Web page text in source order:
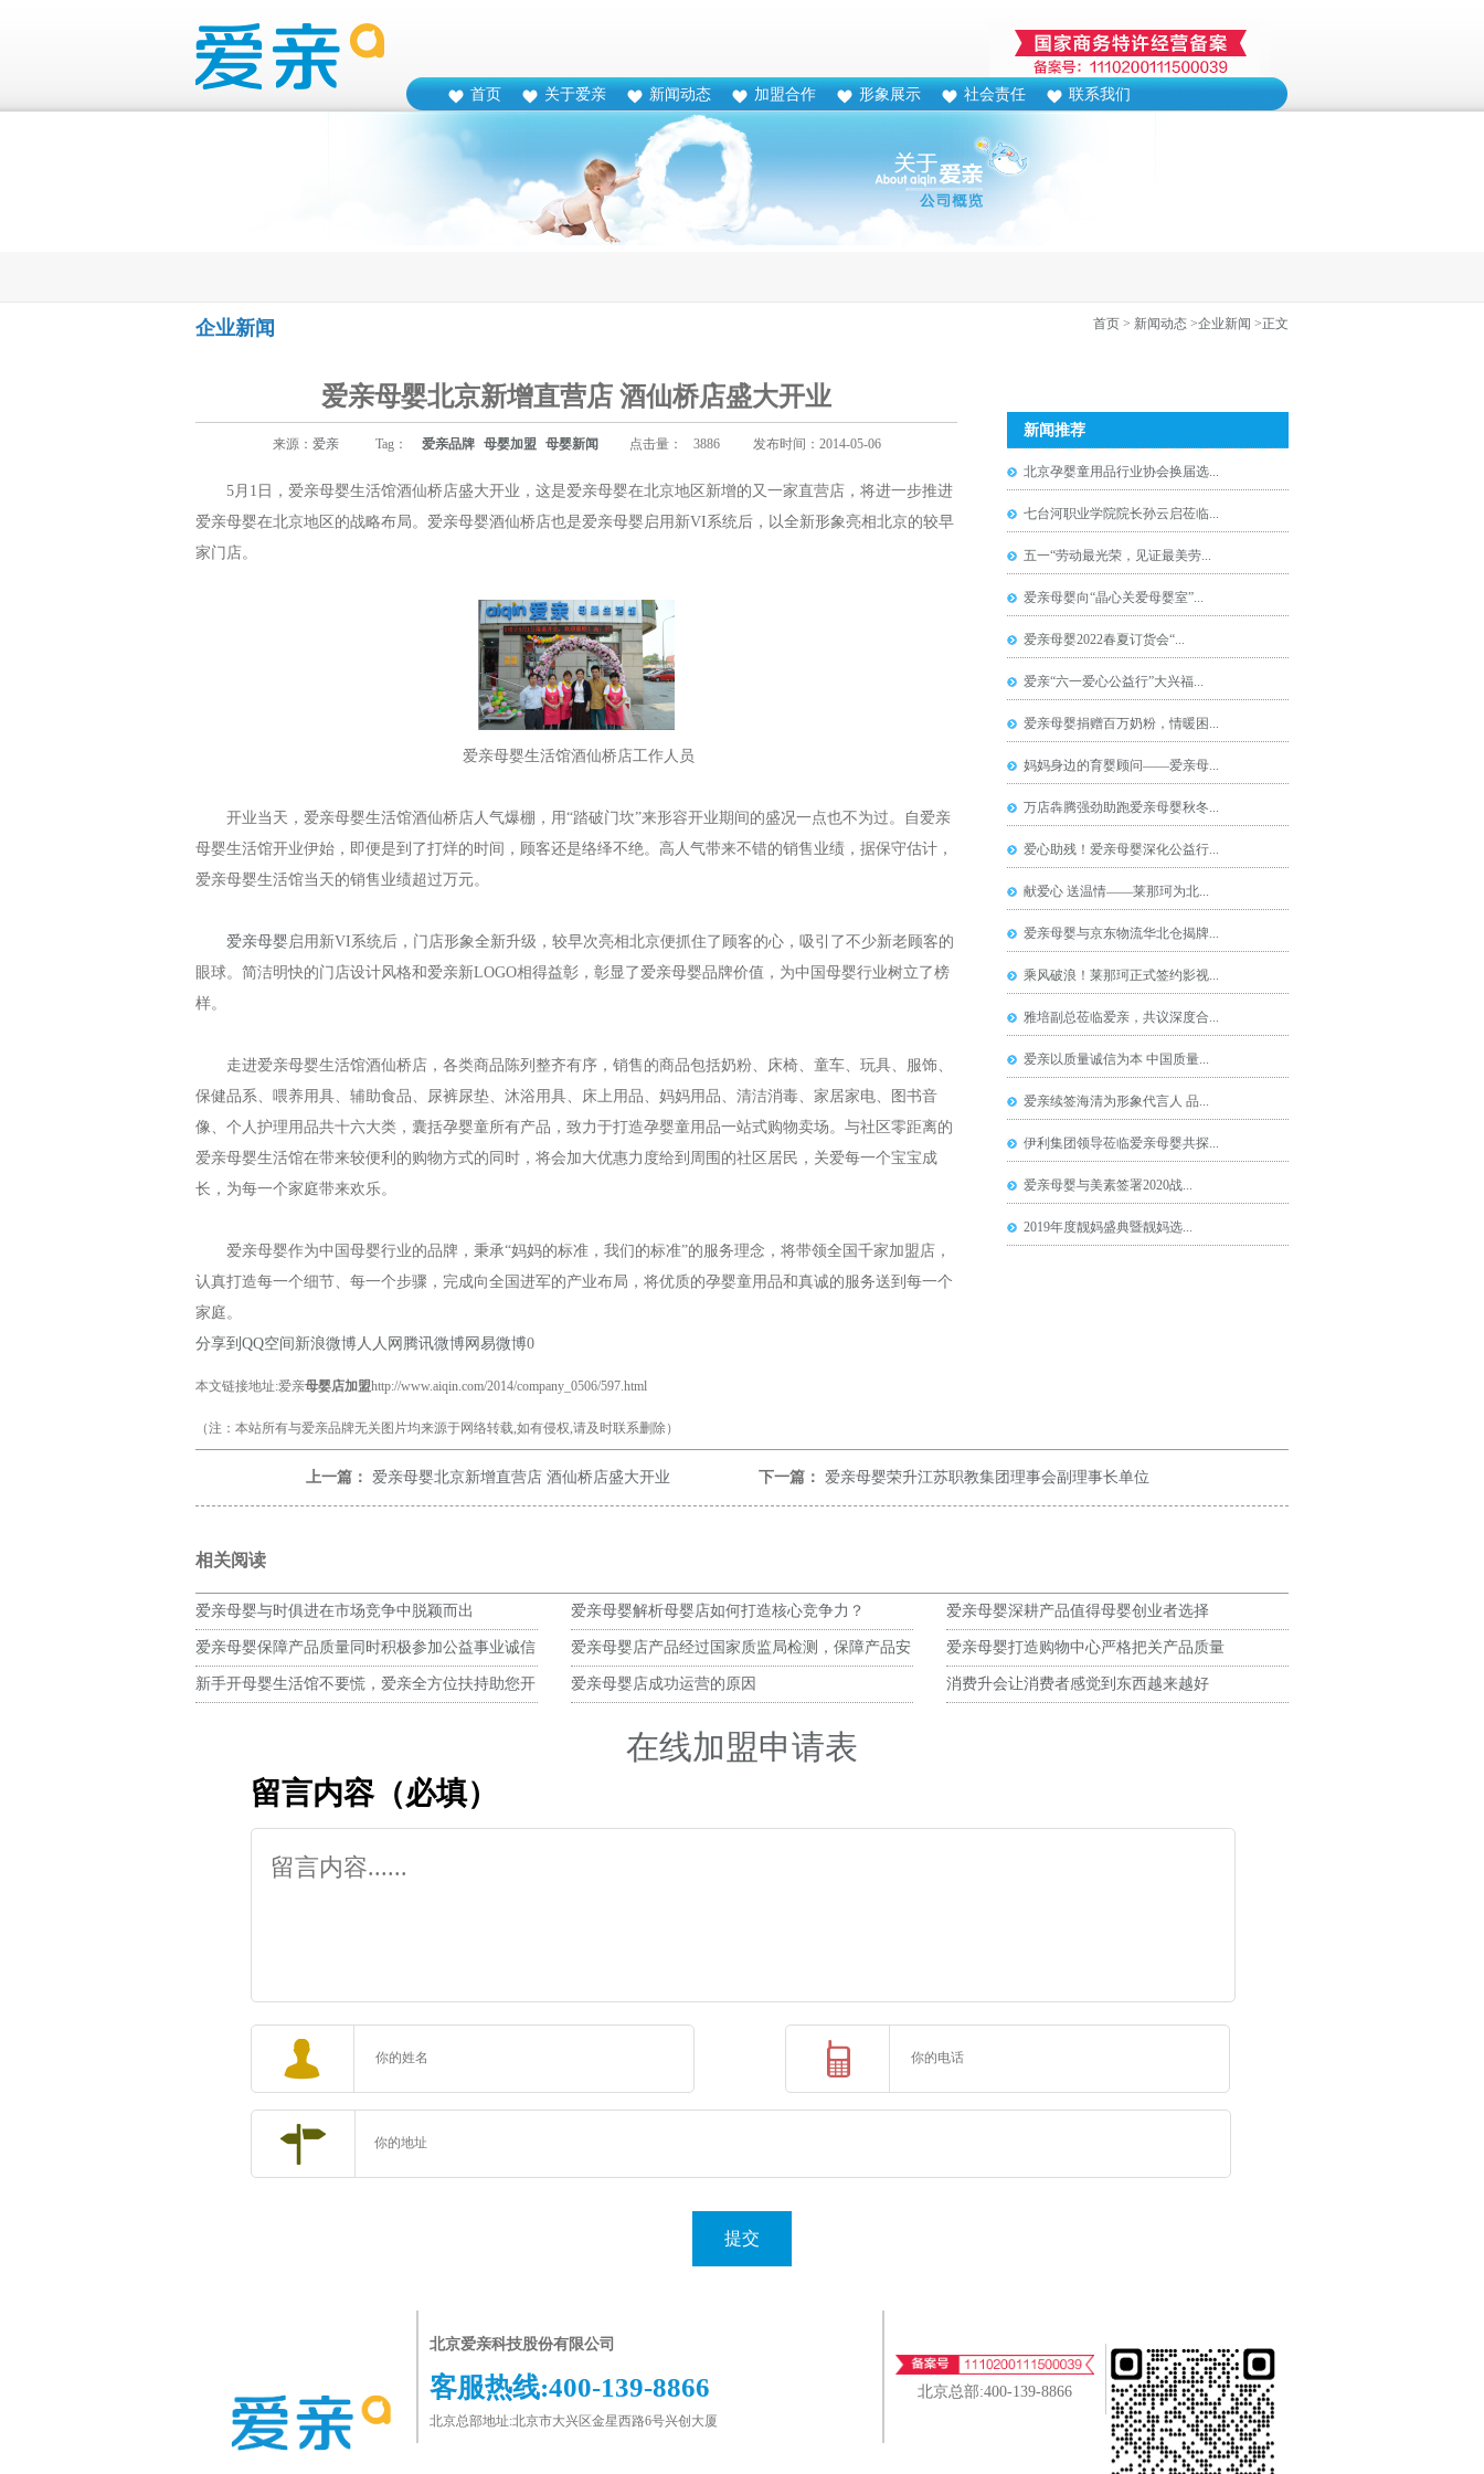
首页 关于爱亲 新闻动态 加盟合作 形象展示 社会责任 联系我们
企业新闻 首页 > 新闻动态 >企业新闻 >正文
爱亲母婴北京新增直营店 酒仙桥店盛大开业
来源： 爱亲 Tag： 爱亲品牌 母婴加盟 母婴新闻 点击量： 3886 发布时间：2014-05-06
5月1日，爱亲母婴生活馆酒仙桥店盛大开业，这是爱亲母婴在北京地区新增的又一家直营店，将进一步推进
爱亲母婴在北京地区的战略布局。爱亲母婴酒仙桥店也是爱亲母婴启用新VI系统后，以全新形象亮相北京的较早
家门店。
爱亲母婴生活馆酒仙桥店工作人员
开业当天，爱亲母婴生活馆酒仙桥店人气爆棚，用“踏破门坎”来形容开业期间的盛况一点也不为过。自爱亲
母婴生活馆开业伊始，即便是到了打烊的时间，顾客还是络绎不绝。高人气带来不错的销售业绩，据保守估计，
爱亲母婴生活馆当天的销售业绩超过万元。
爱亲母婴启用新VI系统后，门店形象全新升级，较早次亮相北京便抓住了顾客的心，吸引了不少新老顾客的
眼球。简洁明快的门店设计风格和爱亲新LOGO相得益彰，彰显了爱亲母婴品牌价值，为中国母婴行业树立了榜
样。
走进爱亲母婴生活馆酒仙桥店，各类商品陈列整齐有序，销售的商品包括奶粉、床椅、童车、玩具、服饰、
保健品系、喂养用具、辅助食品、尿裤尿垫、沐浴用具、床上用品、妈妈用品、清洁消毒、家居家电、图书音
像、个人护理用品共十六大类，囊括孕婴童所有产品，致力于打造孕婴童用品一站式购物卖场。与社区零距离的
爱亲母婴生活馆在带来较便利的购物方式的同时，将会加大优惠力度给到周围的社区居民，关爱每一个宝宝成
长，为每一个家庭带来欢乐。
爱亲母婴作为中国母婴行业的品牌，秉承“妈妈的标准，我们的标准”的服务理念，将带领全国千家加盟店，
认真打造每一个细节、每一个步骤，完成向全国进军的产业布局，将优质的孕婴童用品和真诚的服务送到每一个
家庭。
分享到 QQ空间 新浪微博人人网 腾讯微博网易微博0
新闻推荐
北京孕婴童用品行业协会换届选...
七台河职业学院院长孙云启莅临...
五一“劳动最光荣，见证最美劳...
爱亲母婴向“晶心关爱母婴室”...
爱亲母婴2022春夏订货会“...
爱亲“六一爱心公益行”大兴福...
爱亲母婴捐赠百万奶粉，情暖困...
妈妈身边的育婴顾问——爱亲母...
万店犇腾强劲助跑爱亲母婴秋冬...
爱心助残！爱亲母婴深化公益行...
献爱心 送温情——莱那珂为北...
爱亲母婴与京东物流华北仓揭牌...
乘风破浪！莱那珂正式签约影视...
雅培副总莅临爱亲，共议深度合...
爱亲以质量诚信为本 中国质量...
爱亲续签海清为形象代言人 品...
伊利集团领导莅临爱亲母婴共探...
爱亲母婴与美素签署2020战...
2019年度靓妈盛典暨靓妈选...
本文链接地址:爱亲母婴店加盟http://www.aiqin.com/2014/company_0506/597.html
（注：本站所有与爱亲品牌无关图片均来源于网络转载,如有侵权,请及时联系删除）
上一篇： 爱亲母婴北京新增直营店 酒仙桥店盛大开业 下一篇： 爱亲母婴荣升江苏职教集团理事会副理事长单位
相关阅读
爱亲母婴与时俱进在市场竞争中脱颖而出 爱亲母婴解析母婴店如何打造核心竞争力？ 爱亲母婴深耕产品值得母婴创业者选择
爱亲母婴保障产品质量同时积极参加公益事业诚信
经营
爱亲母婴店产品经过国家质监局检测，保障产品安
全
爱亲母婴打造购物中心严格把关产品质量
新手开母婴生活馆不要慌，爱亲全方位扶持助您开 爱亲母婴店成功运营的原因 消费升会让消费者感觉到东西越来越好
在线加盟申请表
留言内容（必填）
提交
北京爱亲科技股份有限公司
客服热线:400-139-8866
北京总部地址:北京市大兴区金星西路6号兴创大厦
北京总部:400-139-8866